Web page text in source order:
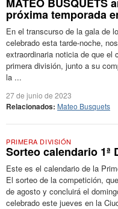
próxima temporada
En el transcurso de la gala de
celebrado esta tarde-noche,
extraordinaria noticia de que el
primera división, junto a su
la ...
27 de junio de 2023
Relacionados: Mateo Busquets
PRIMERA DIVISIÓN
Sorteo calendario 1ª
Este es el calendario de la
El sorteo de la competición,
de agosto y concluirá el
celebrado este jueves en la